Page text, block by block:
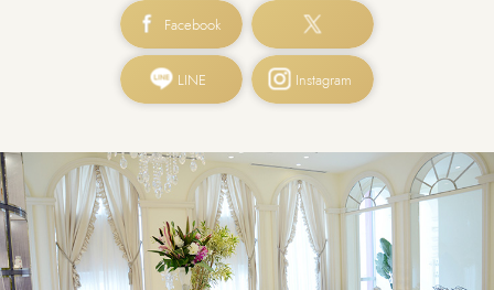
Facebook
LINE Instagram